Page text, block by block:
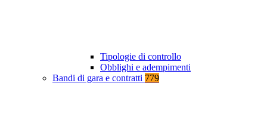
Tipologie di controllo
Obblighi e adempimenti
Bandi di gara e contratti 779